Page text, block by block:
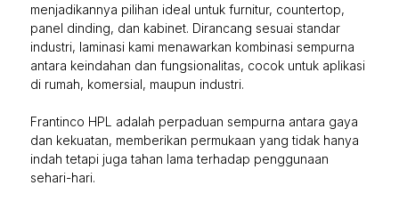
menjadikannya pilihan ideal untuk furnitur, countertop,
panel dinding, dan kabinet. Dirancang sesuai standar
industri, laminasi kami menawarkan kombinasi sempurna
antara keindahan dan fungsionalitas, cocok untuk aplikasi
di rumah, komersial, maupun industri.
Frantinco HPL adalah perpaduan sempurna antara gaya
dan kekuatan, memberikan permukaan yang tidak hanya
indah tetapi juga tahan lama terhadap penggunaan
sehari-hari.